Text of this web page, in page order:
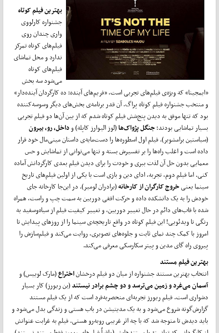
بهترین فیلم کوتاه
جشنواره کارلووی
واری چندان روی
فیلم‌های کوتاه تمرکز
ندارد و محل تماشای
فیلم‌های کوتاه
می‌شود سه بخش
«ایمجینا» که ویژه‌ی فیلم‌های تجربی است، «فریم‌های آینده: ده کارگردان آینده‌دار»
و منتخب جشنواره فیلم کوتاه پراگ. آن قدر برنامه‌ی بخش‌های دیگر وسوسه‌کننده
بود که تنها موفق به دیدن پنج‌شش فیلم کوتاه شدم که از بین آن‌ها دو فیلم تجربی
بسیار تماشایی بودند؛جنگل پژواک‌ها(لوز الیوارز کاپله) وداخل، رو، بیرون
(سباستین برامشوبر). فیلم اول اسطوره‌ها را دست‌مایه‌ی داستان مینی‌مال خود قرار
داده است و اغلب راه‌ها را بر تفسیرش بسته و تنها می‌توانی از تماشایش و حس
معمایی بدون حل آن لذت ببری و خودت را برای دیدن فیلم بعدی کارگردانش آماده
کنی. اما فیلم دوم، تجربه‌، ادای دین و بازی است با یکی از اولین فیلم‌های تاریخ
سینما یعنیخروج کارگران از کارخانه(برادران لومیر). در این‌جا کارخانه جای
خودش را به یک دانشکده داده و حرکت افقی دوربین به سمت چپ و راست، همراه
شده با قاب‌های دائم در حال تغییر دوربین، و تغییر کیفیت فیلم از سیاه‌وسفید به
رنگی تا ویدئویی! این فیلم کوتاه در واقع تاریخچه‌ی سینما را از روزهای پیدایش تا
امروز با کمک چند نمای ثابت و جلوه‌های تصویری، روایت می‌کند و فیلم‌سازش را
پیروی راه گای مدین و پیتر سکارسکی معرفی می‌کند.
بهترین فیلم مستند
انتخاب بهترین مستند جشنواره از میان دو فیلم درخشاناختراع(مارک لوییس) و
آسمان می‌غرد و زمین می‌ترسد و دو چشم برادر نیستند(بن ریورز) کار بسیار
دشواری است. فیلم ریورز تجربه‌ای منحصربه‌فرد است که از یک فیلم مستند
گزارش‌گونه شروع می‌شود و به یک مدیتیشن در باب هستی و زندگی بدل می‌شود و
باید دیدش تا متوجه شد که با چه اثر غریبی روبه‌رو هستی. فیلم به غرابت عنوانش